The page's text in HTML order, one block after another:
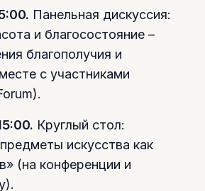
Панельная дискуссия:
и благосостояние –
благополучия и
с участниками
Круглый стол:
искусства как
(на конференции и